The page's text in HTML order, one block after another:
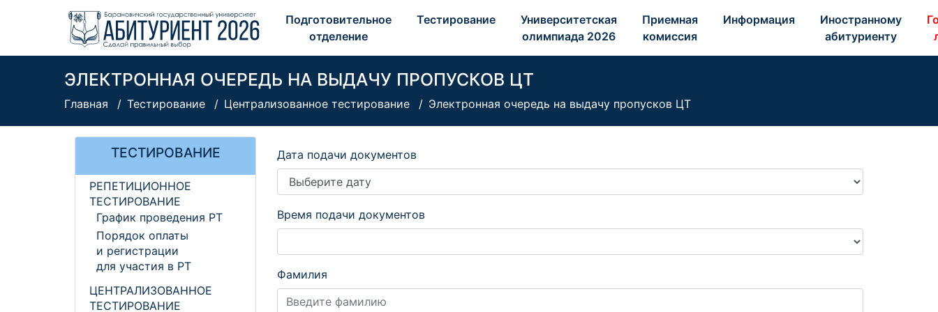
Подготовительное
отделение
Тестирование
Университетская
олимпиада 2026
Приемная
комиссия
Информация
Иностранному
абитуриенту
ЭЛЕКТРОННАЯ ОЧЕРЕДЬ НА ВЫДАЧУ ПРОПУСКОВ ЦТ
Главная Тестирование Централизованное тестирование Электронная очередь на выдачу пропусков ЦТ
ТЕСТИРОВАНИЕ
РЕПЕТИЦИОННОЕ
ТЕСТИРОВАНИЕ
График проведения РТ
Порядок оплаты
и регистрации
для участия в РТ
ЦЕНТРАЛИЗОВАННОЕ
ТЕСТИРОВАНИЕ
Дата подачи документов
Время подачи документов
Фамилия